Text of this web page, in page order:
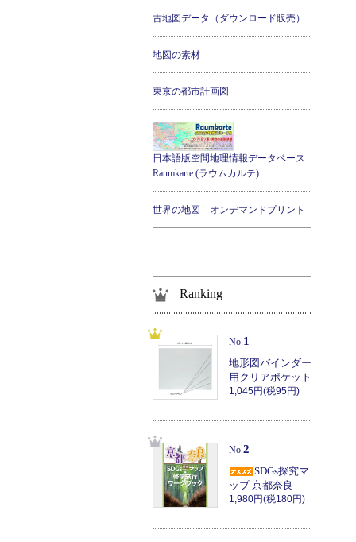
古地図データ（ダウンロード販売）
地図の素材
東京の都市計画図
日本語版空間地理情報データベース
Raumkarte (ラウムカルテ)
世界の地図 オンデマンドプリント
Ranking
No.1
地形図バインダー
用クリアポケット
1,045円(税95円)
No. 2
SDGs探究マ
ップ 京都奈良
1,980円(税180円)